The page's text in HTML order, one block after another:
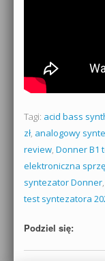
Tagi: acid bass
zł, analogowy
review, Donner B1
elektroniczna
syntezator Donner,
test syntezatora
Podziel się: